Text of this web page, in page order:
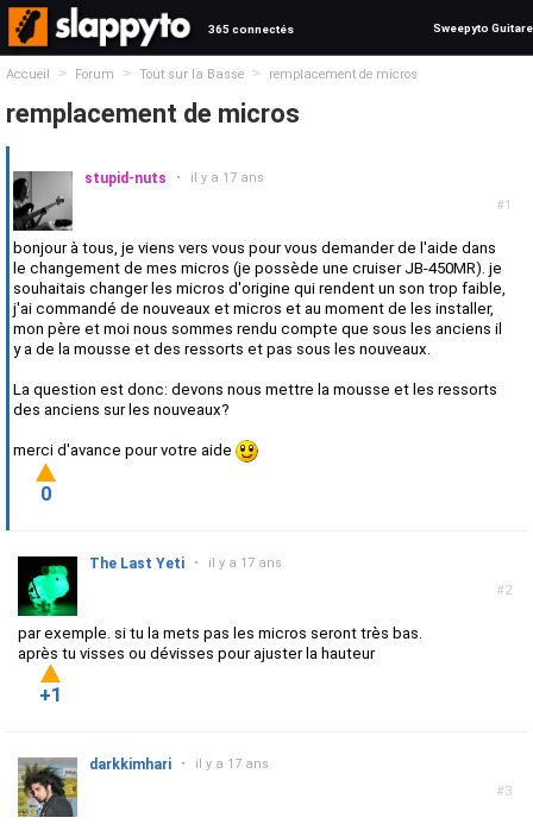
365 connectés Sweepyto Guitare
Accueil > Forum > Tout sur la Basse > remplacement de micros
remplacement de micros
#1
stupid-nuts • il y a 17 ans
bonjour à tous, je viens vers vous pour vous demander de l'aide dans
le changement de mes micros (je possède une cruiser JB-450MR). je
souhaitais changer les micros d'origine qui rendent un son trop faible,
j'ai commandé de nouveaux et micros et au moment de les installer,
mon père et moi nous sommes rendu compte que sous les anciens il
y a de la mousse et des ressorts et pas sous les nouveaux.
La question est donc: devons nous mettre la mousse et les ressorts
des anciens sur les nouveaux?
merci d'avance pour votre aide
0
#2
The Last Yeti • il y a 17 ans
par exemple. si tu la mets pas les micros seront très bas.
après tu visses ou dévisses pour ajuster la hauteur
+1
#3
darkkimhari • il y a 17 ans